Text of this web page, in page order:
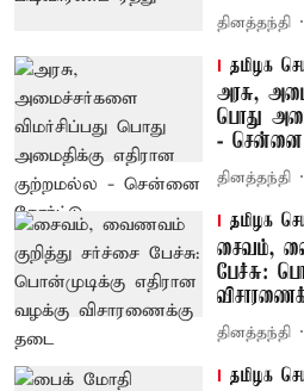
தினத்தந்தி
தமிழக
அரசு,
பொது
- சென்னை
தினத்தந்தி
தமிழக
சைவம்,
பேச்சு:
தினத்தந்தி
தமிழக